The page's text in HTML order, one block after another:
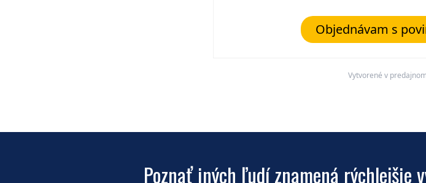
Objednávam s
Vytvorené v
Poznať iných ľudí znamená rýchlejšie